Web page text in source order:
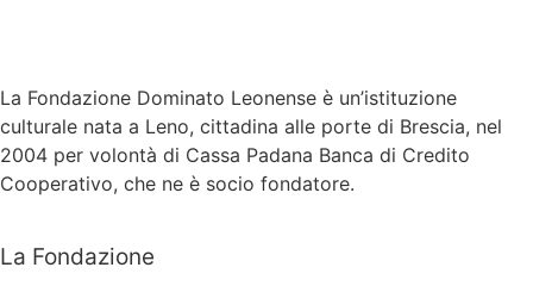
La Fondazione Dominato Leonense è un’istituzione
culturale nata a Leno, cittadina alle porte di Brescia, nel
2004 per volontà di Cassa Padana Banca di Credito
Cooperativo, che ne è socio fondatore.
La Fondazione